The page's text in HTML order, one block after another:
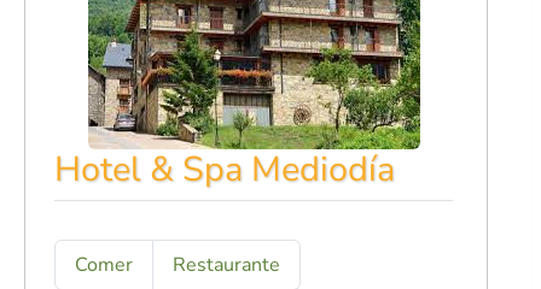
Hotel & Spa Mediodía
Comer Restaurante